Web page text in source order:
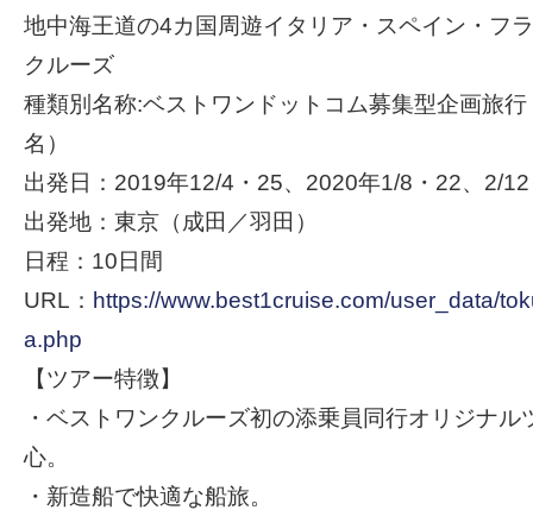
地中海王道の4カ国周遊イタリア・スペイン・フ
クルーズ
種類別名称:ベストワンドットコム募集型企画旅
名）
出発日：2019年12/4・25、2020年1/8・22、2/
出発地：東京（成田／羽田）
日程：10日間
URL： https://www.best1cruise.com/user_data/
a.php
【ツアー特徴】
・ベストワンクルーズ初の添乗員同行オリジナル
心。
・新造船で快適な船旅。